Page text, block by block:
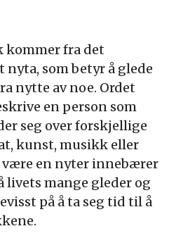
kommer fra det
som betyr å glede
nytte av noe. Ordet
en person som
seg over forskjellige
kunst, musikk eller
være en nyter innebærer
livets mange gleder og
på å ta seg tid til å